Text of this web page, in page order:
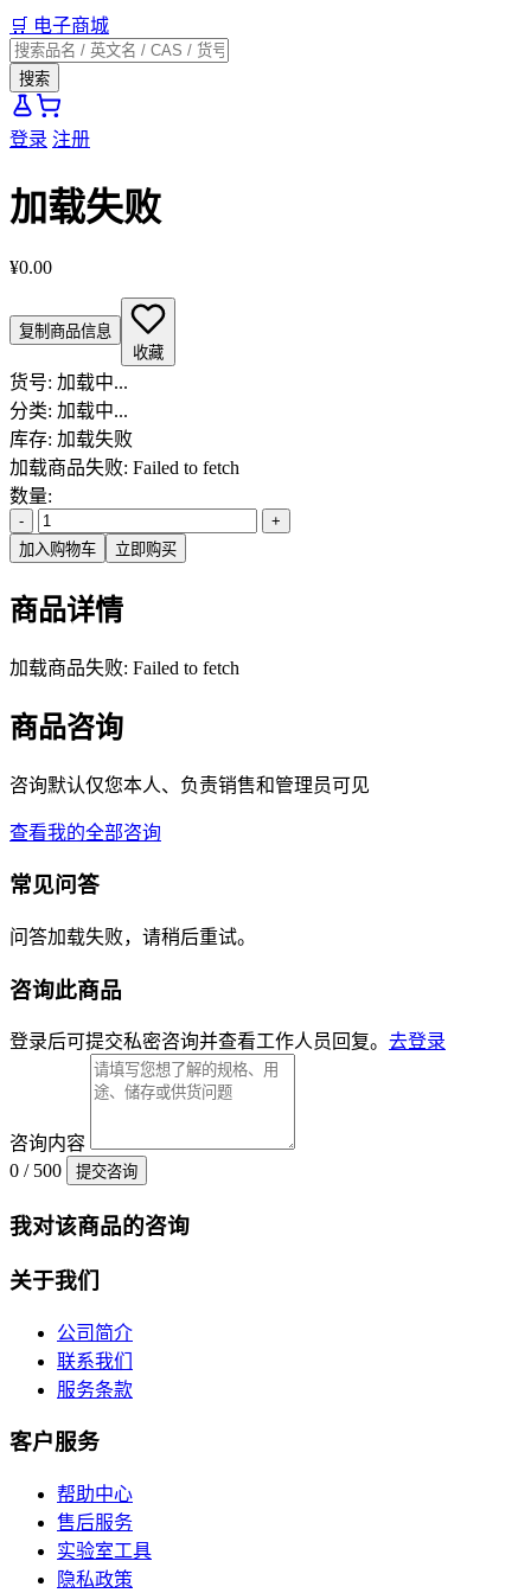
🛒 电子商城
搜索
登录 注册
加载失败
¥0.00
复制商品信息
收藏
货号: 加载中...
分类: 加载中...
库存: 加载失败
加载商品失败: Failed to fetch
数量:
-
+
加入购物车
立即购买
商品详情
加载商品失败: Failed to fetch
商品咨询
咨询默认仅您本人、负责销售和管理员可见
查看我的全部咨询
常见问答
问答加载失败，请稍后重试。
咨询此商品
登录后可提交私密咨询并查看工作人员回复。 去登录
咨询内容
0 / 500
提交咨询
我对该商品的咨询
关于我们
公司简介
联系我们
服务条款
客户服务
帮助中心
售后服务
实验室工具
隐私政策